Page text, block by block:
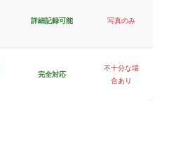
詳細記録可能 写真のみ
完全対応
不十分な場
合あり